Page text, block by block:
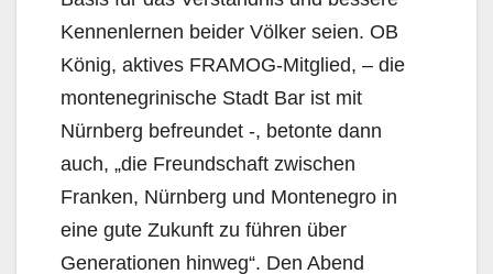
Kennenlernen beider Völker seien. OB
König, aktives FRAMOG-Mitglied, – die
montenegrinische Stadt Bar ist mit
Nürnberg befreundet -, betonte dann
auch, „die Freundschaft zwischen
Franken, Nürnberg und Montenegro in
eine gute Zukunft zu führen über
Generationen hinweg“. Den Abend